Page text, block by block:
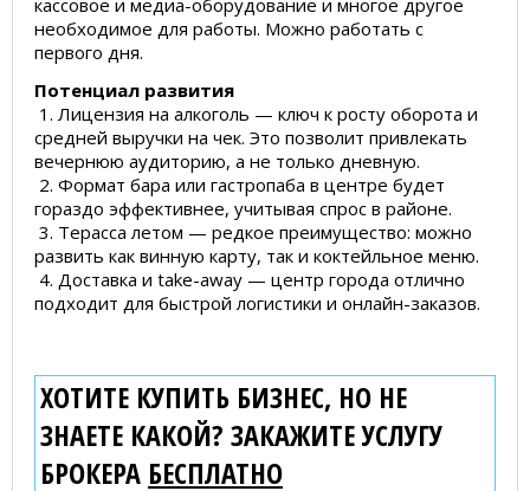
кассовое и медиа-оборудование и многое другое
необходимое для работы. Можно работать с
первого дня.
Потенциал развития
1. Лицензия на алкоголь — ключ к росту оборота и
средней выручки на чек. Это позволит привлекать
вечернюю аудиторию, а не только дневную.
2. Формат бара или гастропаба в центре будет
гораздо эффективнее, учитывая спрос в районе.
3. Терасса летом — редкое преимущество: можно
развить как винную карту, так и коктейльное меню.
4. Доставка и take-away — центр города отлично
подходит для быстрой логистики и онлайн-заказов.
ХОТИТЕ КУПИТЬ БИЗНЕС, НО НЕ
ЗНАЕТЕ КАКОЙ? ЗАКАЖИТЕ УСЛУГУ
БРОКЕРА БЕСПЛАТНО